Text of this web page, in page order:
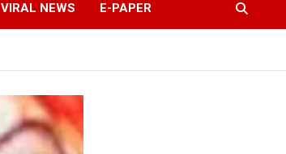
VIRAL NEWS E-PAPER